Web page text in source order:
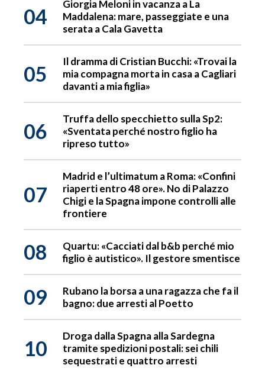
04
Giorgia Meloni in vacanza a La
Maddalena: mare, passeggiate e una
serata a Cala Gavetta
05
Il dramma di Cristian Bucchi: «Trovai la
mia compagna morta in casa a Cagliari
davanti a mia figlia»
06
Truffa dello specchietto sulla Sp2:
«Sventata perché nostro figlio ha
ripreso tutto»
07
Madrid e l’ultimatum a Roma: «Confini
riaperti entro 48 ore». No di Palazzo
Chigi e la Spagna impone controlli alle
frontiere
08
Quartu: «Cacciati dal b&b perché mio
figlio è autistico». Il gestore smentisce
09
Rubano la borsa a una ragazza che fa il
bagno: due arresti al Poetto
10
Droga dalla Spagna alla Sardegna
tramite spedizioni postali: sei chili
sequestrati e quattro arresti